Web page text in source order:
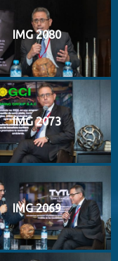
IMG 2080
IMG 2073
IMG 2069